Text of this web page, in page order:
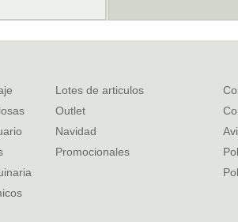
Lotes de articulos
Outlet
Navidad
Promocionales